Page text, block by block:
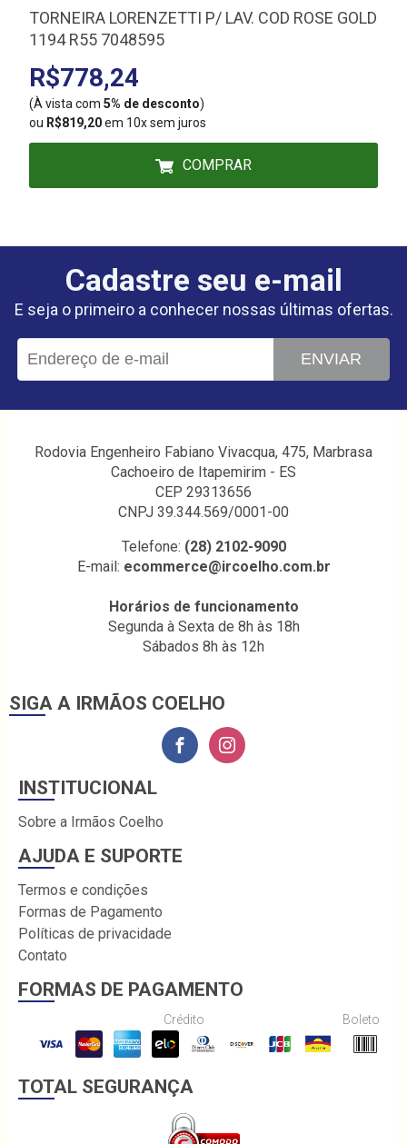
TORNEIRA LORENZETTI P/ LAV. COD ROSE GOLD
1194 R55 7048595
R$778,24
(À vista com 5% de desconto)
ou R$819,20em 10x sem juros
COMPRAR
Cadastre seu e-mail
E seja o primeiro a conhecer nossas últimas ofertas.
ENVIAR
Rodovia Engenheiro Fabiano Vivacqua, 475, Marbrasa
Cachoeiro de Itapemirim - ES
CEP 29313656
CNPJ 39.344.569/0001-00
Telefone: (28) 2102-9090
E-mail: ecommerce@ircoelho.com.br
Horários de funcionamento
Segunda à Sexta de 8h às 18h
Sábados 8h às 12h
SIGA A IRMÃOS COELHO
INSTITUCIONAL
Sobre a Irmãos Coelho
AJUDA E SUPORTE
Termos e condições
Formas de Pagamento
Políticas de privacidade
Contato
FORMAS DE PAGAMENTO
Crédito Boleto
TOTAL SEGURANÇA